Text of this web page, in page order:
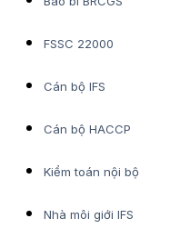
FSSC 22000
Cán bộ IFS
Cán bộ HACCP
Kiểm toán nội bộ
Nhà môi giới IFS